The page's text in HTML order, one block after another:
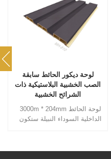
لوحة ديكور الحائط سابقة
الصب الخشبية البلاستيكية ذات
الشرائح الخشبية
3000m * 204mm لوحة الحائط
الداخلية السوداء النبيلة ستكون